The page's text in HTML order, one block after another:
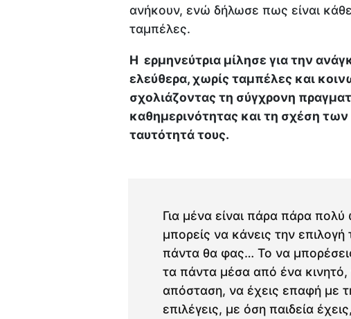
ανήκουν, ενώ δήλωσε πως είναι
ταμπέλες.
Η ερμηνεύτρια μίλησε για την
ελεύθερα, χωρίς ταμπέλες και
σχολιάζοντας τη σύγχρονη
καθημερινότητας και τη σχέση
ταυτότητά τους.
Για μένα είναι πάρα πάρα πολύ
μπορείς να κάνεις την
πάντα θα φας… Το να
τα πάντα μέσα από ένα κινητό,
απόσταση, να έχεις επαφή με
επιλέγεις, με όση παιδεία